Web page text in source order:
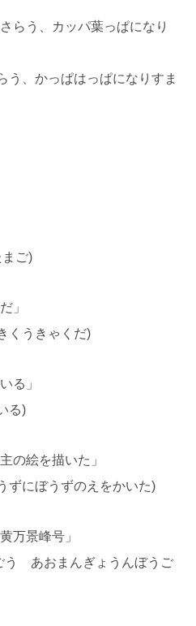
らう、カッパ葉っぱになり
う、かっぱはっぱになりすま
ご)
」
くうきゃくだ)
る」
る)
の絵を描いた」
ずにぼうずのえをかいた)
万景峰号」
う あおまんぎょうんぼうご